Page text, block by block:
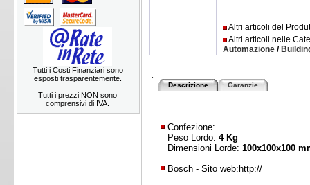
Tutti i Costi Finanziari sono
esposti trasparentemente.
Tutti i prezzi NON sono
comprensivi di IVA.
Altri articoli del
Altri articoli nelle
Automazione /
Descrizione Garanzie
Confezione:
Peso Lordo: 4 Kg
Dimensioni Lorde: 100x100x100
Bosch - Sito web: http://